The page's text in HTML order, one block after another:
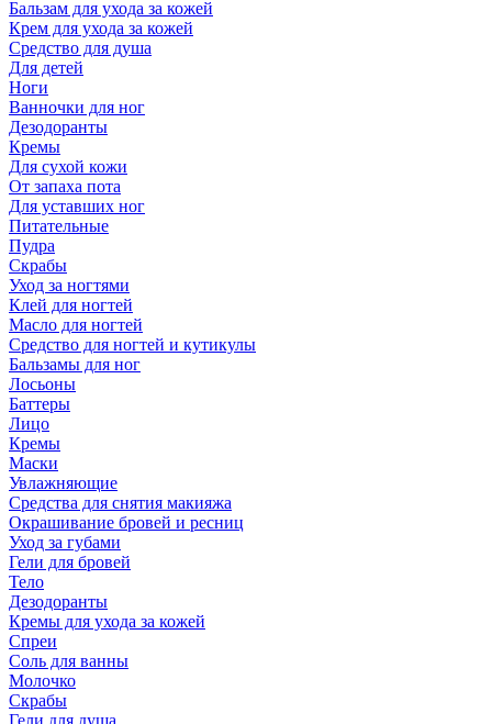
Бальзам для ухода за кожей
Крем для ухода за кожей
Средство для душа
Для детей
Ноги
Ванночки для ног
Дезодоранты
Кремы
Для сухой кожи
От запаха пота
Для уставших ног
Питательные
Пудра
Скрабы
Уход за ногтями
Клей для ногтей
Масло для ногтей
Средство для ногтей и кутикулы
Бальзамы для ног
Лосьоны
Баттеры
Лицо
Кремы
Маски
Увлажняющие
Средства для снятия макияжа
Окрашивание бровей и ресниц
Уход за губами
Гели для бровей
Тело
Дезодоранты
Кремы для ухода за кожей
Спреи
Соль для ванны
Молочко
Скрабы
Гели для душа